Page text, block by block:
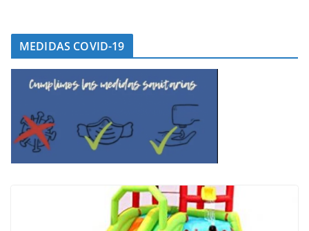
MEDIDAS COVID-19